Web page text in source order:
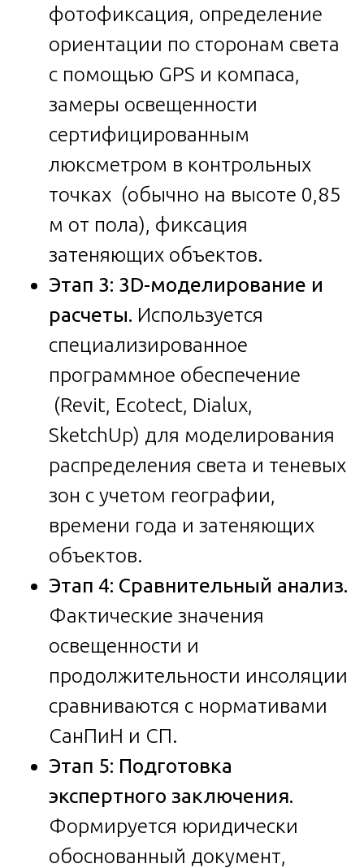
фотофиксация, определение
ориентации по сторонам света
с помощью GPS и компаса,
замеры освещенности
сертифицированным
люксметром в контрольных
точках (обычно на высоте 0,85
м от пола), фиксация
затеняющих объектов.
Этап 3: 3D-моделирование и
расчеты. Используется
специализированное
программное обеспечение
(Revit, Ecotect, Dialux,
SketchUp) для моделирования
распределения света и теневых
зон с учетом географии,
времени года и затеняющих
объектов.
Этап 4: Сравнительный анализ.
Фактические значения
освещенности и
продолжительности инсоляции
сравниваются с нормативами
СанПиН и СП.
Этап 5: Подготовка
экспертного заключения.
Формируется юридически
обоснованный документ,